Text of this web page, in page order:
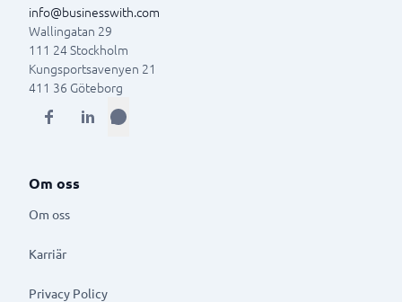
info@businesswith.com
Wallingatan 29
111 24Stockholm
Kungsportsavenyen 21
411 36 Göteborg
Om oss
Om oss
Karriär
Privacy Policy